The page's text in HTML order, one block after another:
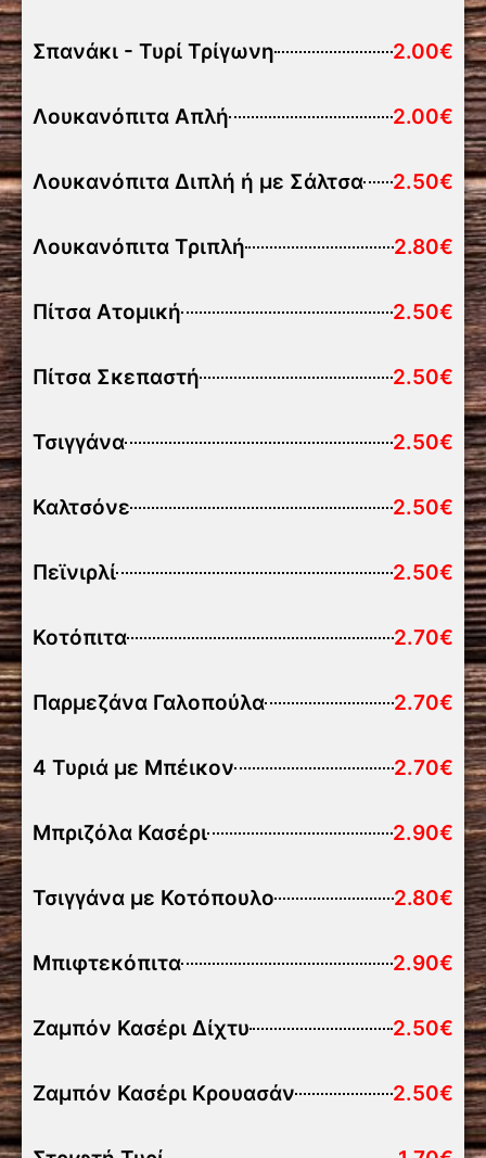
Σπανάκι - Τυρί Τρίγωνη 2.00€
Λουκανόπιτα Απλή 2.00€
Λουκανόπιτα Διπλή ή με Σάλτσα 2.50€
Λουκανόπιτα Τριπλή 2.80€
Πίτσα Ατομική 2.50€
Πίτσα Σκεπαστή 2.50€
Τσιγγάνα 2.50€
Καλτσόνε 2.50€
Πεϊνιρλί 2.50€
Κοτόπιτα 2.70€
Παρμεζάνα Γαλοπούλα 2.70€
4 Τυριά με Μπέικον 2.70€
Μπριζόλα Κασέρι 2.90€
Τσιγγάνα με Κοτόπουλο 2.80€
Μπιφτεκόπιτα 2.90€
Ζαμπόν Κασέρι Δίχτυ 2.50€
Ζαμπόν Κασέρι Κρουασάν 2.50€